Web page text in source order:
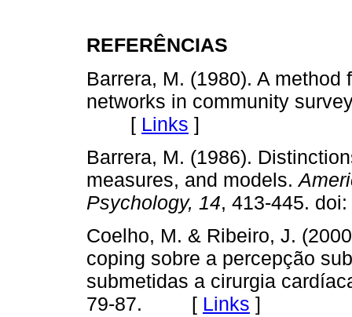
REFERÊNCIAS
Barrera, M. (1980). A
networks in community
[ Links ]
Barrera, M. (1986).
measures, and models.
Psychology, 14, 413-445.
Coelho, M. & Ribeiro, J.
coping sobre a percepção
submetidas a cirurgia
79-87. [ Links ]